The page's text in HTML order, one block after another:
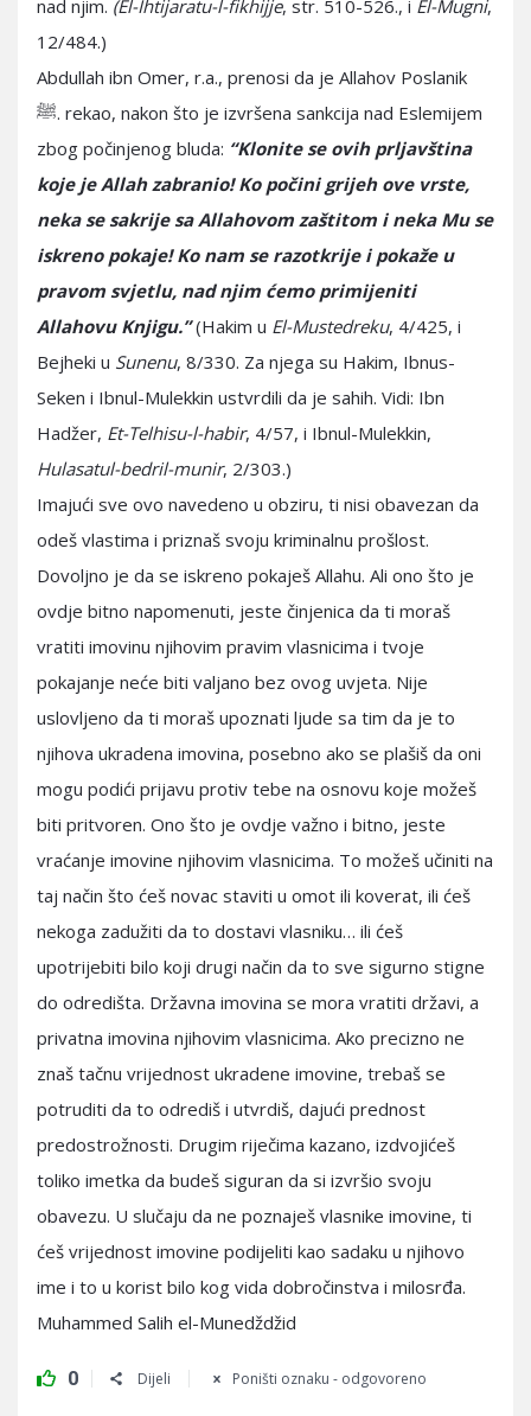
nad njim. (El-Ihtijaratu-l-fikhijje, str. 510-526., i El-Mugni,
12/484.)
Abdullah ibn Omer, r.a., prenosi da je Allahov Poslanik
ﷺ. rekao, nakon što je izvršena sankcija nad Eslemijem
zbog počinjenog bluda: “Klonite se ovih prljavština
koje je Allah zabranio! Ko počini grijeh ove vrste,
neka se sakrije sa Allahovom zaštitom i neka Mu se
iskreno pokaje! Ko nam se razotkrije i pokaže u
pravom svjetlu, nad njim ćemo primijeniti
Allahovu Knjigu.”(Hakim u El-Mustedreku, 4/425, i
Bejheki u Sunenu, 8/330. Za njega su Hakim, Ibnus-
Seken i Ibnul-Mulekkin ustvrdili da je sahih. Vidi: Ibn
Hadžer, Et-Telhisu-l-habir, 4/57, i Ibnul-Mulekkin,
Hulasatul-bedril-munir, 2/303.)
Imajući sve ovo navedeno u obziru, ti nisi obavezan da
odeš vlastima i priznaš svoju kriminalnu prošlost.
Dovoljno je da se iskreno pokaješ Allahu. Ali ono što je
ovdje bitno napomenuti, jeste činjenica da ti moraš
vratiti imovinu njihovim pravim vlasnicima i tvoje
pokajanje neće biti valjano bez ovog uvjeta. Nije
uslovljeno da ti moraš upoznati ljude sa tim da je to
njihova ukradena imovina, posebno ako se plašiš da oni
mogu podići prijavu protiv tebe na osnovu koje možeš
biti pritvoren. Ono što je ovdje važno i bitno, jeste
vraćanje imovine njihovim vlasnicima. To možeš učiniti na
taj način što ćeš novac staviti u omot ili koverat, ili ćeš
nekoga zadužiti da to dostavi vlasniku… ili ćeš
upotrijebiti bilo koji drugi način da to sve sigurno stigne
do odredišta. Državna imovina se mora vratiti državi, a
privatna imovina njihovim vlasnicima. Ako precizno ne
znaš tačnu vrijednost ukradene imovine, trebaš se
potruditi da to odrediš i utvrdiš, dajući prednost
predostrožnosti. Drugim riječima kazano, izdvojićeš
toliko imetka da budeš siguran da si izvršio svoju
obavezu. U slučaju da ne poznaješ vlasnike imovine, ti
ćeš vrijednost imovine podijeliti kao sadaku u njihovo
ime i to u korist bilo kog vida dobročinstva i milosrđa.
Muhammed Salih el-Munedždžid
0 Dijeli Poništi oznaku - odgovoreno